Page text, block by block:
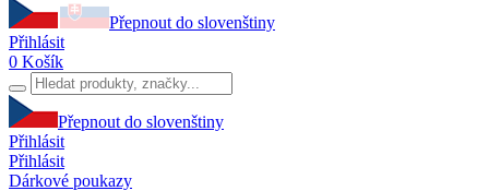
Přepnout do slovenštiny
Přihlásit
0 Košík
Přepnout do slovenštiny
Přihlásit
Přihlásit
Dárkové poukazy